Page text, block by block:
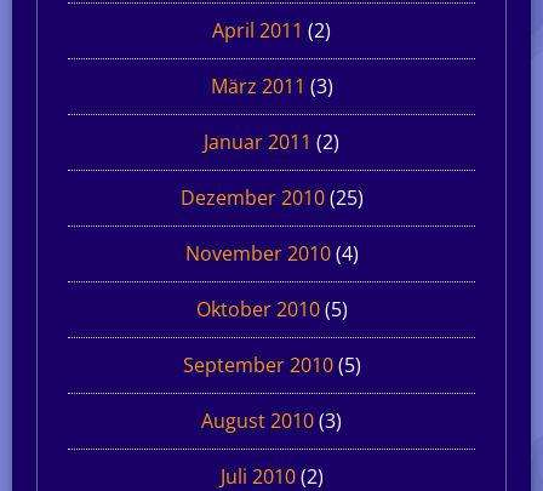
April 2011 (2)
März 2011 (3)
Januar 2011 (2)
Dezember 2010(25)
November 2010(4)
Oktober 2010(5)
September 2010(5)
August 2010(3)
Juli 2010(2)